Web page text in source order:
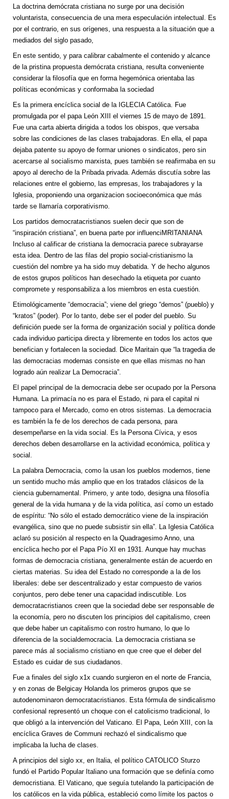
La doctrina demócrata cristiana no surge por una decisión
voluntarista, consecuencia de una mera especulación intelectual. Es
por el contrario, en sus orígenes, una respuesta a la situación que a
mediados del siglo pasado,
En este sentido, y para calibrar cabalmente el contenido y alcance
de la pristina propuesta demócrata cristiana, resulta conveniente
considerar la filosofía que en forma hegemónica orientaba las
políticas económicas y conformaba la sociedad
Es la primera encíclica social de la IGLECIA Católica. Fue
promulgada por el papa León XIII el viernes 15 de mayo de 1891.
Fue una carta abierta dirigida a todos los obispos, que versaba
sobre las condiciones de las clases trabajadoras. En ella, el papa
dejaba patente su apoyo de formar uniones o sindicatos, pero sin
acercarse al socialismo marxista, pues también se reafirmaba en su
apoyo al derecho de la Pribada privada. Además discutía sobre las
relaciones entre el gobierno, las empresas, los trabajadores y la
Iglesia, proponiendo una organizacion socioeconómica que más
tarde se llamaría corporativismo.
Los partidos democratacristianos suelen decir que son de
“inspiración cristiana”, en buena parte por influenciMRITANIANA
Incluso al calificar de cristiana la democracia parece subrayarse
esta idea. Dentro de las filas del propio social-cristianismo la
cuestión del nombre ya ha sido muy debatida. Y de hecho algunos
de estos grupos políticos han desechado la etiqueta por cuanto
compromete y responsabiliza a los miembros en esta cuestión.
Etimológicamente “democracia”; viene del griego “demos” (pueblo) y
“kratos” (poder). Por lo tanto, debe ser el poder del pueblo. Su
definición puede ser la forma de organización social y política donde
cada individuo participa directa y libremente en todos los actos que
benefician y fortalecen la sociedad. Dice Maritain que “la tragedia de
las democracias modernas consiste en que ellas mismas no han
logrado aún realizar La Democracia”.
El papel principal de la democracia debe ser ocupado por la Persona
Humana. La primacía no es para el Estado, ni para el capital ni
tampoco para el Mercado, como en otros sistemas. La democracia
es también la fe de los derechos de cada persona, para
desempeñarse en la vida social. Es la Persona Cívica, y esos
derechos deben desarrollarse en la actividad económica, política y
social.
La palabra Democracia, como la usan los pueblos modernos, tiene
un sentido mucho más amplio que en los tratados clásicos de la
ciencia gubernamental. Primero, y ante todo, designa una filosofía
general de la vida humana y de la vida política, así como un estado
de espíritu: “No sólo el estado democrático viene de la inspiración
evangélica, sino que no puede subsistir sin ella”. La Iglesia Católica
aclaró su posición al respecto en la Quadragesimo Anno, una
encíclica hecho por el Papa Pío XI en 1931. Aunque hay muchas
formas de democracia cristiana, generalmente están de acuerdo en
ciertas materias. Su idea del Estado no corresponde a la de los
liberales: debe ser descentralizado y estar compuesto de varios
conjuntos, pero debe tener una capacidad indiscutible. Los
democratacristianos creen que la sociedad debe ser responsable de
la economía, pero no discuten los principios del capitalismo, creen
que debe haber un capitalismo con rostro humano, lo que lo
diferencia de la socialdemocracia. La democracia cristiana se
parece más al socialismo cristiano en que cree que el deber del
Estado es cuidar de sus ciudadanos.
Fue a finales del siglo x1x cuando surgieron en el norte de Francia,
y en zonas de Belgicay Holanda los primeros grupos que se
autodenominaron democratacristianos. Esta fórmula de sindicalismo
confesional representó un choque con el catolicismo tradicional, lo
que obligó a la intervención del Vaticano. El Papa, León XIII, con la
encíclica Graves de Communi rechazó el sindicalismo que
implicaba la lucha de clases.
A principios del siglo xx, en Italia, el político CATOLICO Sturzo
fundó el Partido Popular Italiano una formación que se definía como
democristiana. El Vaticano, que seguía tutelando la participación de
los católicos en la vida pública, estableció como límite los pactos o